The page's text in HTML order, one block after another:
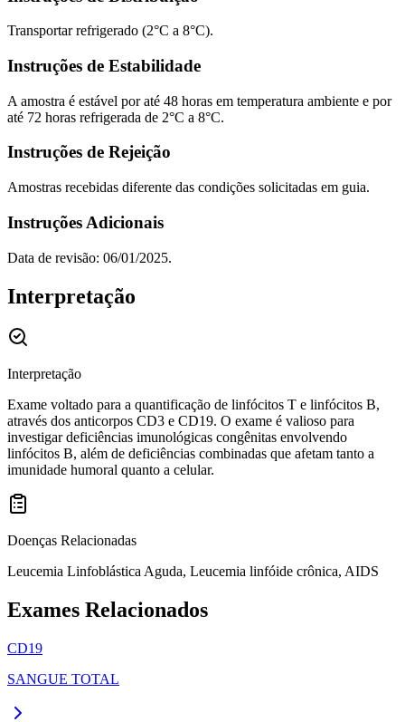
Transportar refrigerado (2°C a 8°C).
Instruções de Estabilidade
A amostra é estável por até 48 horas em temperatura ambiente e por
até 72 horas refrigerada de 2°C a 8°C.
Instruções de Rejeição
Amostras recebidas diferente das condições solicitadas em guia.
Instruções Adicionais
Data de revisão: 06/01/2025.
Interpretação
Interpretação
Exame voltado para a quantificação de linfócitos T e linfócitos B,
através dos anticorpos CD3 e CD19. O exame é valioso para
investigar deficiências imunológicas congênitas envolvendo
linfócitos B, além de deficiências combinadas que afetam tanto a
imunidade humoral quanto a celular.
Doenças Relacionadas
Leucemia Linfoblástica Aguda, Leucemia linfóide crônica, AIDS
Exames Relacionados
CD19
SANGUE TOTAL